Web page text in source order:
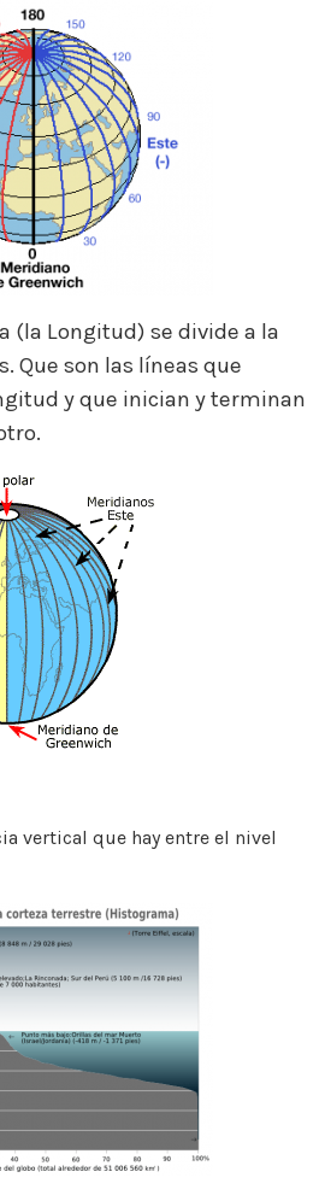
(la Longitud) se divide a la
Que son las líneas que
y que inician y terminan
vertical que hay entre el nivel